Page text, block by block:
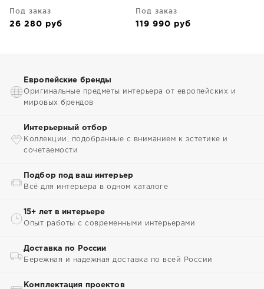
Под заказ
26 280 руб
Под заказ
119 990 руб
Европейские бренды
Оригинальные предметы интерьера от европейских и
мировых брендов
Интерьерный отбор
Коллекции, подобранные с вниманием к эстетике и
сочетаемости
Подбор под ваш интерьер
Всё для интерьера в одном каталоге
15+ лет в интерьере
Опыт работы с современными интерьерами
Доставка по России
Бережная и надежная доставка по всей России
Комплектация проектов